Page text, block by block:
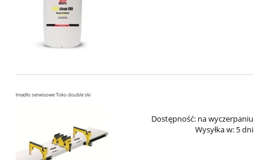
Imadło serwisowe Toko double ski
Dostępność: na wyczerpaniu
Wysyłka w: 5 dni